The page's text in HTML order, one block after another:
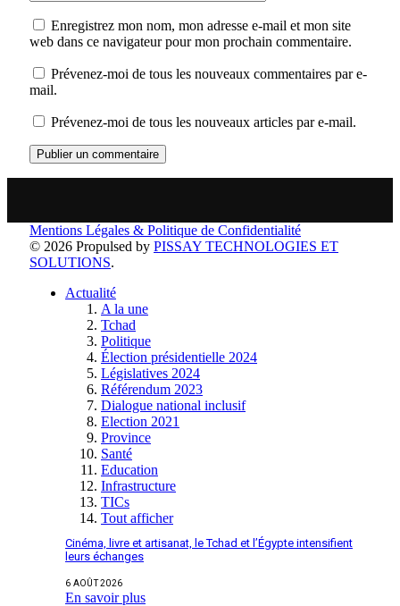
Enregistrez mon nom, mon adresse e-mail et mon site
web dans ce navigateur pour mon prochain commentaire.
Prévenez-moi de tous les nouveaux commentaires par e-
mail.
Prévenez-moi de tous les nouveaux articles par e-mail.
Mentions Légales & Politique de Confidentialité
© 2026 Propulsed by PISSAY TECHNOLOGIES ET
SOLUTIONS.
Actualité
A la une
Tchad
Politique
Élection présidentielle 2024
Législatives 2024
Référendum 2023
Dialogue national inclusif
Election 2021
Province
Santé
Education
Infrastructure
TICs
Tout afficher
Cinéma, livre et artisanat, le Tchad et l’Égypte intensifient
leurs échanges
6 AOÛT 2026
En savoir plus